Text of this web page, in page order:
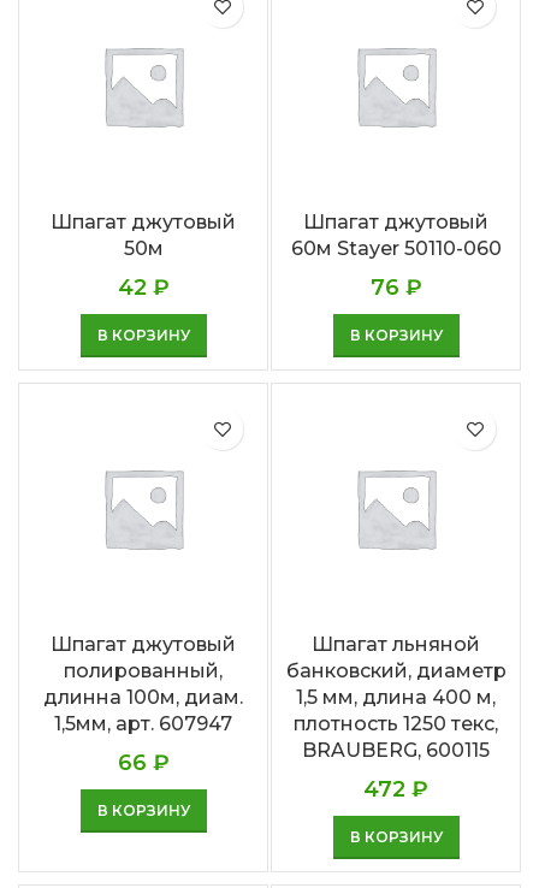
Шпагат джутовый
50м
42 ₽
В КОРЗИНУ
Шпагат джутовый
60м Stayer 50110-060
76 ₽
В КОРЗИНУ
Шпагат джутовый
полированный,
длинна 100м, диам.
1,5мм, арт. 607947
66 ₽
В КОРЗИНУ
Шпагат льняной
банковский, диаметр
1,5 мм, длина 400 м,
плотность 1250 текс,
BRAUBERG, 600115
472 ₽
В КОРЗИНУ